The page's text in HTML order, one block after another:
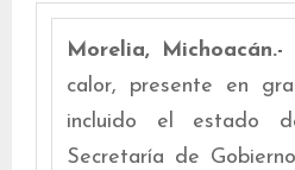
Morelia, Michoacán.-
calor, presente en
incluido el estado
Secretaría de